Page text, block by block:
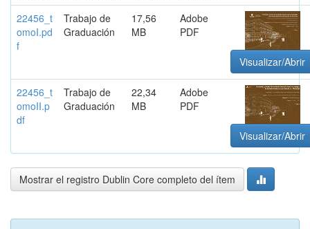
22456_t
omoI.pd
f
Trabajo de
Graduación
17,56
MB
Adobe
PDF
Visualizar/Abrir
22456_t
omoII.p
df
Trabajo de
Graduación
22,34
MB
Adobe
PDF
Visualizar/Abrir
Mostrar el registro Dublin Core completo del ítem